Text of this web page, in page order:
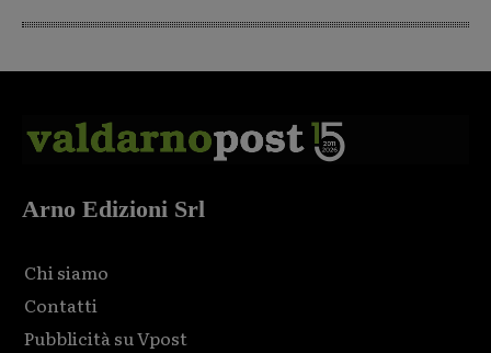
Arno Edizioni Srl
Chi siamo
Contatti
Pubblicità su Vpost